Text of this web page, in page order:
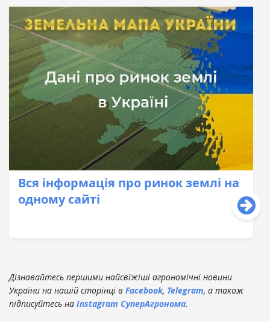
Вся інформація про ринок землі на
одному сайті
Дізнавайтесь першими найсвіжіші агрономічні новини
України на нашій сторінці в Facebook, Telegram, а також
підписуйтесь на Instagram СуперАгронома.